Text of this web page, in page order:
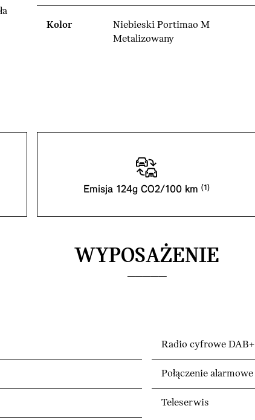
Kolor
Niebieski Portimao M
Metalizowany
Emisja 124g CO2/100 km
WYPOSAŻENIE
Radio cyfrowe DAB+
Połączenie alarmowe
Teleserwis